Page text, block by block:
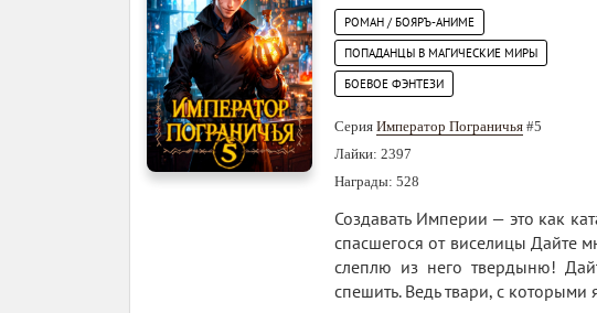
РОМАН / БОЯРЪ-АНИМЕ
ПОПАДАНЦЫ В МАГИЧЕСКИЕ МИРЫ
БОЕВОЕ ФЭНТЕЗИ
Серия Император Пограничья #5
Лайки: 2397
Награды: 528
Создавать Империи — это как
спасшегося от виселицы Дайте
слеплю из него твердыню!
спешить. Ведь твари, с которыми